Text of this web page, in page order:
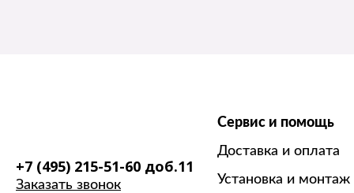
+7 (495) 215-51-60 доб.11
Заказать звонок
Сервис и помощь
Доставка и оплата
Установка и монтаж